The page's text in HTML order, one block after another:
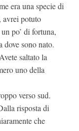
era una specie di
avrei potuto
po’ di fortuna,
dove sono nato.
saltato la
uno della
verso sud.
risposta di
che